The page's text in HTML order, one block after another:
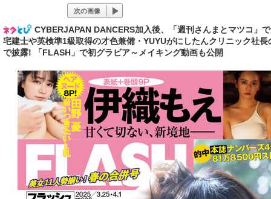
次の画像
CYBERJAPAN DANCERS加入後、「週刊さんまとマツコ」
宅建士や英検準1級取得の才色兼備・YUYUがにしたんクリニック社
で披露! 「FLASH」で初グラビア～メイキング動画も公開